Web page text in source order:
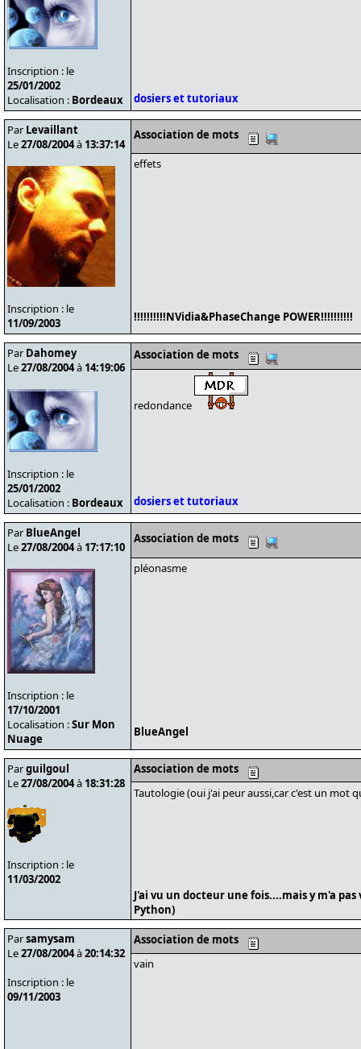
Inscription : le
25/01/2002
Localisation : Bordeaux dosiers et tutoriaux
Par Levaillant
Le27/08/2004à 13:37:14
Inscription : le
11/09/2003
Association de mots
effets
!!!!!!!!!!NVidia&PhaseChange POWER!!!!!!!!!!
Par Dahomey
Le27/08/2004à 14:19:06
Inscription : le
25/01/2002
Localisation : Bordeaux
Association de mots
redondance
dosiers et tutoriaux
Par BlueAngel
Le27/08/2004à 17:17:10
Inscription : le
17/10/2001
Localisation :Sur Mon
Nuage
Association de mots
pléonasme
BlueAngel
Parguilgoul
Le27/08/2004à 18:31:28
Inscription : le
11/03/2002
Association de mots
Tautologie (oui j'ai peur aussi,car c'est un mot
J'ai vu un docteur une fois....mais y m'a
Python)
Parsamysam
Le27/08/2004à20:14:32
Inscription : le
09/11/2003
Association de mots
vain